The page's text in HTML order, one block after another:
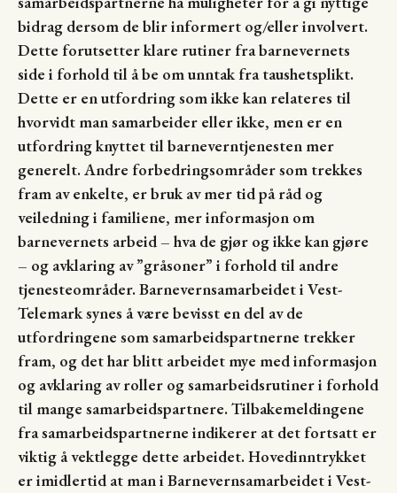
bidrag dersom de blir informert og/eller involvert.
Dette forutsetter klare rutiner fra barnevernets
side i forhold til å be om unntak fra taushetsplikt.
Dette er en utfordring som ikke kan relateres til
hvorvidt man samarbeider eller ikke, men er en
utfordring knyttet til barneverntjenesten mer
generelt. Andre forbedringsområder som trekkes
fram av enkelte, er bruk av mer tid på råd og
veiledning i familiene, mer informasjon om
barnevernets arbeid – hva de gjør og ikke kan gjøre
– og avklaring av ”gråsoner” i forhold til andre
tjenesteområder. Barnevernsamarbeidet i Vest-
Telemark synes å være bevisst en del av de
utfordringene som samarbeidspartnerne trekker
fram, og det har blitt arbeidet mye med informasjon
og avklaring av roller og samarbeidsrutiner i forhold
til mange samarbeidspartnere. Tilbakemeldingene
fra samarbeidspartnerne indikerer at det fortsatt er
viktig å vektlegge dette arbeidet. Hovedinntrykket
er imidlertid at man i Barnevernsamarbeidet i Vest-